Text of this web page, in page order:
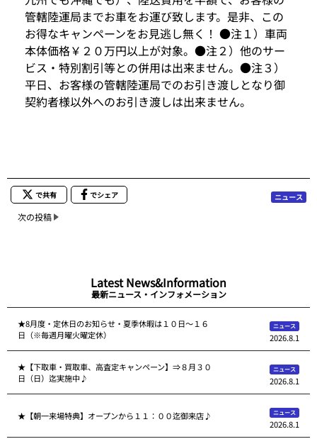
管轄陸運局までお車をお運び致します。是非、この
お得なキャンペーンをお見逃し無く！ ●注１）車両
本体価格￥２０万円以上が対象。●注２）他のサー
ビス・特別割引等との併用は出来ません。●注３）
平日、お客様の管轄陸運局でのお引き渡しとなり御
契約者様以外へのお引き渡しは出来ません。
で共有 でシェア ニュース
次の投稿
Latest News&Information
最新ニュース・インフォメーション
★8月度・定休日のお知らせ・夏季休暇は１０日～１６
日（※毎週月曜火曜定休）
ニュース
2026.8.1
★【下取車・買取車、高査定キャンペーン】⇒８月３０
日（日）迄実施中♪
ニュース
2026.8.1
★【朝一来場特典】オープンから１１：００迄御来店♪ ニュース
2026.8.1